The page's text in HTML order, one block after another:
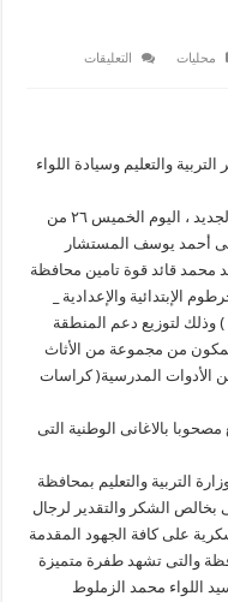
محليات التعليقات
لتوزيع
الجنوبية
العسكرية
مغلقة
والتعليم وسيادة اللواء
رافق وفد من قطاع التعليم بمحافظة الوادى الجديد ، اليوم الخميس ٢٦ من
ح :مصطفى أحمد يوسف المستشار
محمد قائد قوة تامين محافظة
الإبتدائية والإعدادية _
) وذلك لتوزيع دعم المنطقة
من مجموعة من الأثاث
الأدوات المدرسية( كراسات
بالاغانى الوطنية التى
التربية والتعليم بمحافظة
بخالص الشكر والتقدير لرجال
على كافة الجهود المقدمة
والتى تشهد طفرة متميزة
اللواء محمد الزملوط